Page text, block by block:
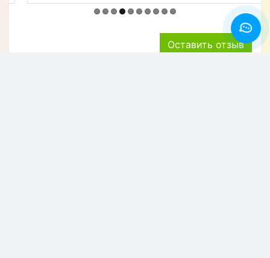
Оставить отзыв